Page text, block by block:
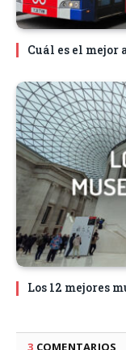
Cuál es el mejor
Los 12 mejores